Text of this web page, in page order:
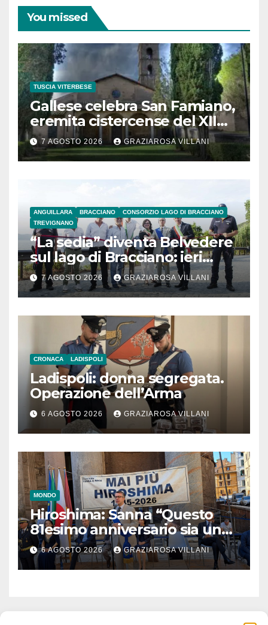
You missed
TUSCIA VITERBESE
Gallese celebra San Famiano,
eremita cistercense del XII
secolo
7 AGOSTO 2026 GRAZIAROSA VILLANI
ANGUILLARA BRACCIANO
CONSORZIO LAGO DI BRACCIANO
TREVIGNANO
“La sedia” diventa Belvedere
sul lago di Bracciano: ieri
l’inaugurazione
7 AGOSTO 2026 GRAZIAROSA VILLANI
CRONACA LADISPOLI
Ladispoli: donna segregata.
Operazione dell’Arma
6 AGOSTO 2026 GRAZIAROSA VILLANI
MONDO
Hiroshima: Sanna “Questo
81esimo anniversario sia un
monito per tutti”
6 AGOSTO 2026 GRAZIAROSA VILLANI